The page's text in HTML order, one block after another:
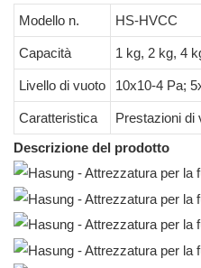
Modello n.
HS-HVCC
Capacità 1 kg, 2 kg, 4
Livello di vuoto 10x10-4 Pa;
Caratteristica
Prestazioni di
Descrizione del prodotto